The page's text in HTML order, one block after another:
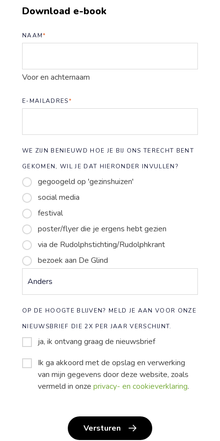
Download e-book
NAAM*
Voor en achternaam
E-MAILADRES*
WE ZIJN BENIEUWD HOE JE BIJ ONS TERECHT BENT
GEKOMEN, WIL JE DAT HIERONDER INVULLEN?
gegoogeld op 'gezinshuizen'
social media
festival
poster/flyer die je ergens hebt gezien
via de Rudolphstichting/Rudolphkrant
bezoek aan De Glind
OP DE HOOGTE BLIJVEN? MELD JE AAN VOOR ONZE
NIEUWSBRIEF DIE 2X PER JAAR VERSCHIJNT.
ja, ik ontvang graag de nieuwsbrief
Ik ga akkoord met de opslag en verwerking
van mijn gegevens door deze website, zoals
vermeld in onze privacy- en cookieverklaring.
Versturen